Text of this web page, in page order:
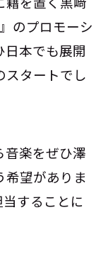
のプロモーシ
日本でも展開
スタートでし
音楽をぜひ澤
希望がありま
することに